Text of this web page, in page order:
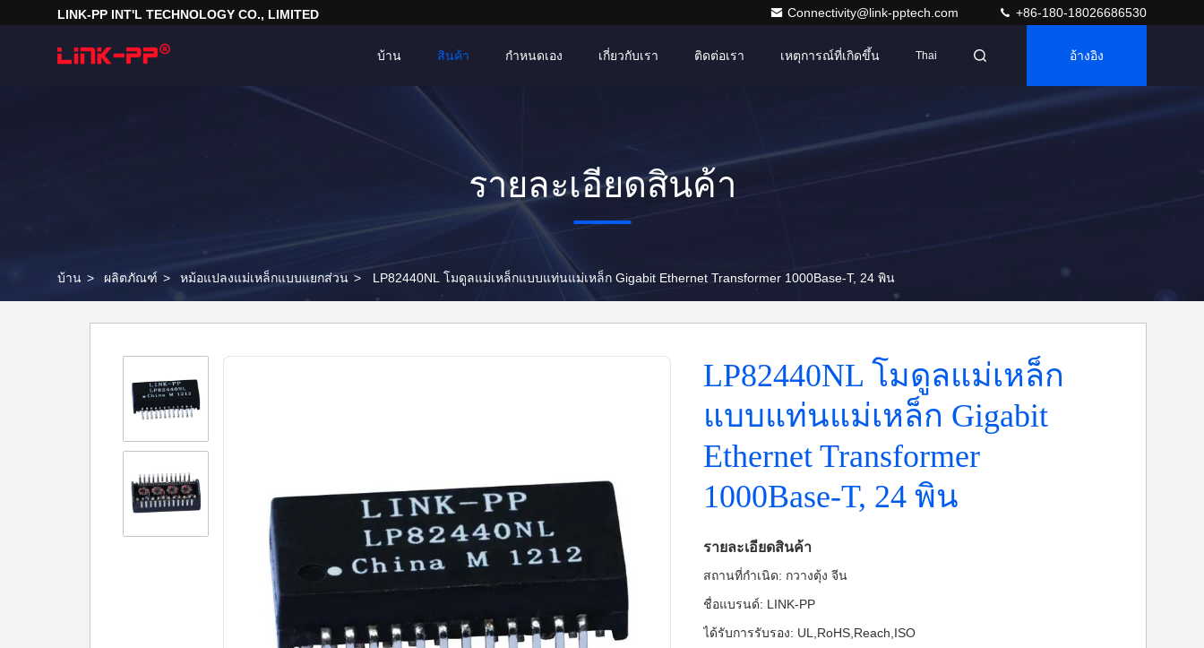
LINK-PP INT'L TECHNOLOGY CO., LIMITED Connectivity@link-pptech.com +86-180-18026686530
บ้าน สินค้า เกี่ยวกับเรา ติดต่อเรา เหตุการณ์ที่เกิดขึ้น
กำหนดเอง Thai อ้างอิง
รายละเอียดสินค้า
บ้าน > ผลิตภัณฑ์ > หม้อแปลงแม่เหล็กแบบแยกส่วน > LP82440NL โมดูลแม่เหล็กแบบแท่นแม่เหล็ก Gigabit Ethernet Transformer 1000Base-T, 24 พิน
LP82440NL โมดูลแม่เหล็ก
แบบแท่นแม่เหล็ก Gigabit
Ethernet Transformer
1000Base-T, 24 พิน
รายละเอียดสินค้า
สถานที่กำเนิด: กวางตุ้ง จีน
ชื่อแบรนด์: LINK-PP
ได้รับการรับรอง: UL,RoHS,Reach,ISO